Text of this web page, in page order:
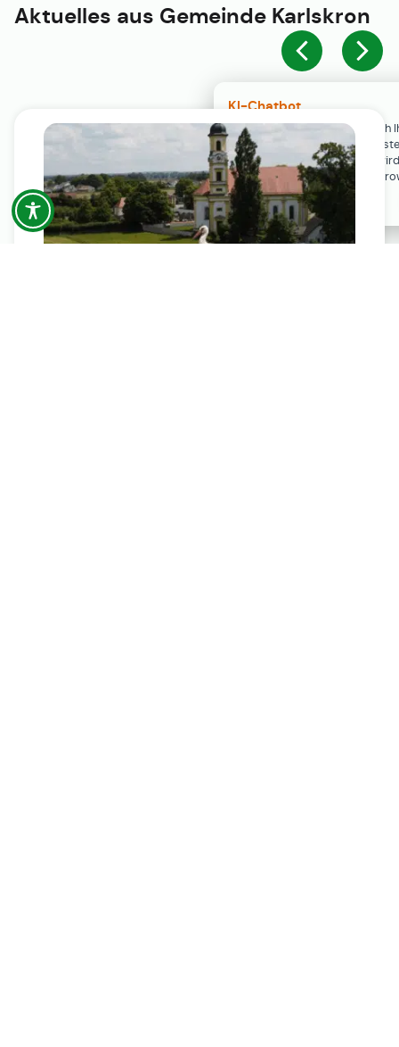
KI-Chatbot
Der KI-Chatbot steht erst nach
Einwilligung in den Cookie-
Verfügung. Der Chat-Verlauf
ausschließlich lokal in Ihrem
gespeichert.
Aktuelles aus Gemeinde Karlskron